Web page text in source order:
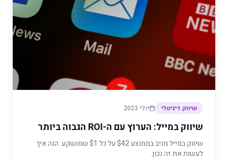
שיווק דיגיטלי יולי 2023
שיווק במייל: הערוץ עם ה-ROI הגבוה ביותר
שיווק במייל מניב בממוצע $42 על כל $1 שמושקע. הנה איך
לעשות את זה נכון.